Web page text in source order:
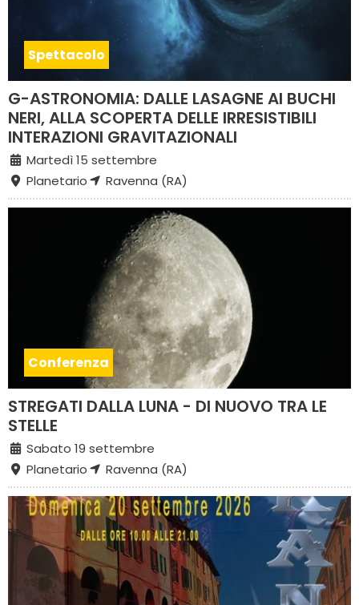
Spettacolo
G-ASTRONOMIA: DALLE LASAGNE AI BUCHI
NERI, ALLA SCOPERTA DELLE IRRESISTIBILI
INTERAZIONI GRAVITAZIONALI
Martedì 15 settembre
Planetario
Ravenna (RA)
Conferenza
STREGATI DALLA LUNA - DI NUOVO TRA LE
STELLE
Sabato 19 settembre
Planetario
Ravenna (RA)